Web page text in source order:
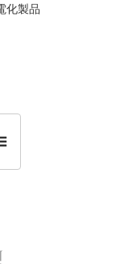
化製品